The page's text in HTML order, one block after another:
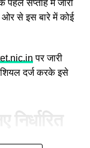
पहले सप्ताह में जारी
से इस बारे में कोई
पर जारी
दर्ज करके इसे